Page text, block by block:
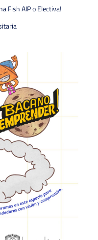
Fish AIP o Electiva!